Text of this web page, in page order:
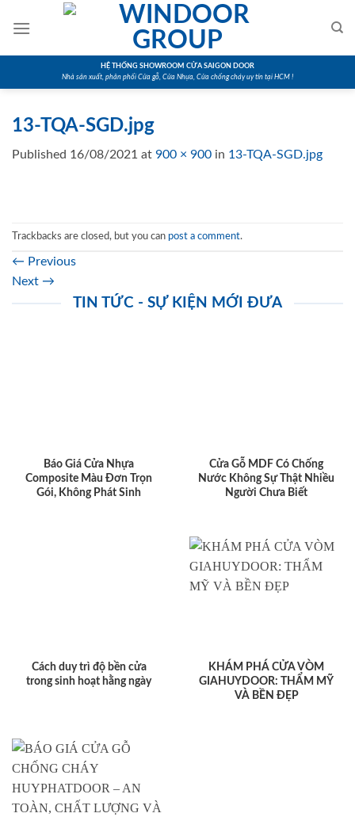
HỆ THỐNG SHOWROOM CỬA SAIGON DOOR
Nhà sản xuất, phân phối Cửa gỗ, Cửa Nhựa, Cửa chống cháy uy tín tại HCM !
13-TQA-SGD.jpg
Published 16/08/2021 at 900 × 900 in 13-TQA-SGD.jpg
Trackbacks are closed, but you can post a comment.
← Previous
Next →
TIN TỨC - SỰ KIỆN MỚI ĐƯA
Báo Giá Cửa Nhựa
Composite Màu Đơn Trọn
Gói, Không Phát Sinh
Cửa Gỗ MDF Có Chống
Nước Không Sự Thật Nhiều
Người Chưa Biết
Cách duy trì độ bền cửa
trong sinh hoạt hằng ngày
KHÁM PHÁ CỬA VÒM
GIAHUYDOOR: THẨM MỸ
VÀ BỀN ĐẸP